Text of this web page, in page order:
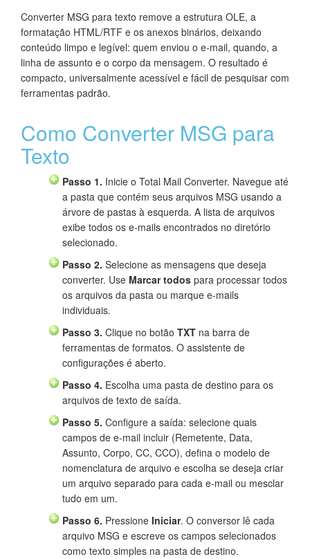
Converter MSG para texto remove a estrutura OLE, a
formatação HTML/RTF e os anexos binários, deixando
conteúdo limpo e legível: quem enviou o e-mail, quando, a
linha de assunto e o corpo da mensagem. O resultado é
compacto, universalmente acessível e fácil de pesquisar com
ferramentas padrão.
Como Converter MSG para
Texto
Passo 1. Inicie o Total Mail Converter. Navegue até
a pasta que contém seus arquivos MSG usando a
árvore de pastas à esquerda. A lista de arquivos
exibe todos os e-mails encontrados no diretório
selecionado.
Passo 2. Selecione as mensagens que deseja
converter. Use Marcar todos para processar todos
os arquivos da pasta ou marque e-mails
individuais.
Passo 3. Clique no botão TXT na barra de
ferramentas de formatos. O assistente de
configurações é aberto.
Passo 4. Escolha uma pasta de destino para os
arquivos de texto de saída.
Passo 5. Configure a saída: selecione quais
campos de e-mail incluir (Remetente, Data,
Assunto, Corpo, CC, CCO), defina o modelo de
nomenclatura de arquivo e escolha se deseja criar
um arquivo separado para cada e-mail ou mesclar
tudo em um.
Passo 6. Pressione Iniciar. O conversor lê cada
arquivo MSG e escreve os campos selecionados
como texto simples na pasta de destino.